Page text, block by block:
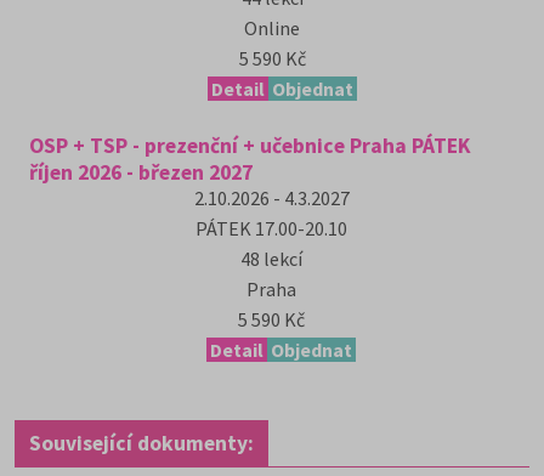
Online
5 590 Kč
Detail Objednat
OSP + TSP - prezenční + učebnice Praha PÁTEK
říjen 2026 - březen 2027
2.10.2026 - 4.3.2027
PÁTEK 17.00-20.10
48 lekcí
Praha
5 590 Kč
Detail Objednat
Související dokumenty: